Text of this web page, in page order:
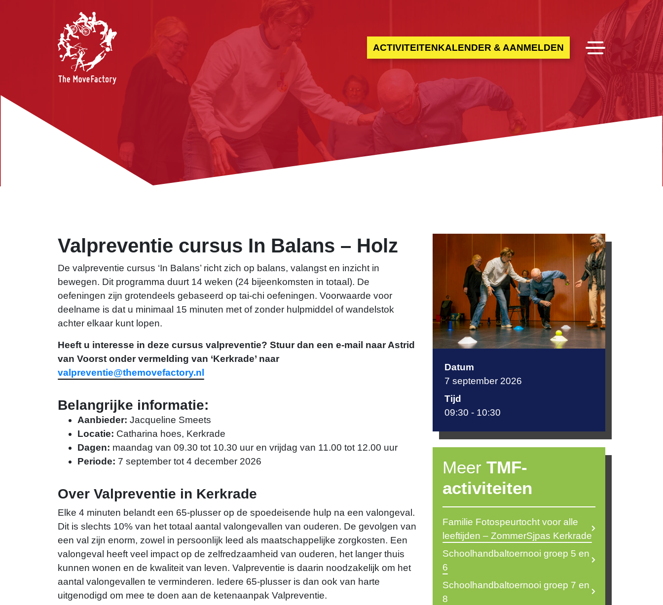
ACTIVITEITENKALENDER & AANMELDEN
Valpreventie cursus In Balans – Holz
De valpreventie cursus ‘In Balans’ richt zich op balans, valangst en inzicht in
bewegen. Dit programma duurt 14 weken (24 bijeenkomsten in totaal). De
oefeningen zijn grotendeels gebaseerd op tai-chi oefeningen. Voorwaarde voor
deelname is dat u minimaal 15 minuten met of zonder hulpmiddel of wandelstok
achter elkaar kunt lopen.
Heeft u interesse in deze cursus valpreventie? Stuur dan een e-mail naar Astrid
van Voorst onder vermelding van ‘Kerkrade’ naar
valpreventie@themovefactory.nl
Belangrijke informatie:
Aanbieder: Jacqueline Smeets
Locatie: Catharina hoes, Kerkrade
Dagen: maandag van 09.30 tot 10.30 uur en vrijdag van 11.00 tot 12.00 uur
Periode: 7 september tot 4 december 2026
Over Valpreventie in Kerkrade
Elke 4 minuten belandt een 65-plusser op de spoedeisende hulp na een valongeval.
Dit is slechts 10% van het totaal aantal valongevallen van ouderen. De gevolgen van
een val zijn enorm, zowel in persoonlijk leed als maatschappelijke zorgkosten. Een
valongeval heeft veel impact op de zelfredzaamheid van ouderen, het langer thuis
kunnen wonen en de kwaliteit van leven. Valpreventie is daarin noodzakelijk om het
aantal valongevallen te verminderen. Iedere 65-plusser is dan ook van harte
uitgenodigd om mee te doen aan de ketenaanpak Valpreventie.
Datum
7 september 2026
Tijd
09:30 - 10:30
Meer TMF-
activiteiten
Familie Fotospeurtocht voor alle
leeftijden – ZommerSjpas Kerkrade
Schoolhandbaltoernooi groep 5 en
6
Schoolhandbaltoernooi groep 7 en
8